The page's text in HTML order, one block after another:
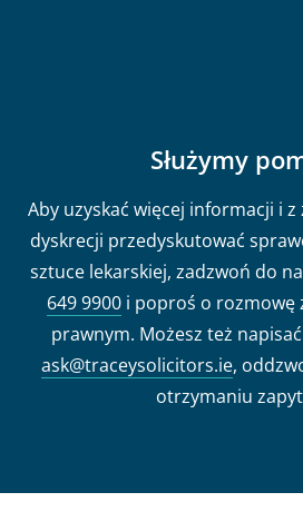
Służymy
Aby uzyskać więcej informacji i z
dyskrecji przedyskutować
sztuce lekarskiej, zadzwoń do
649 9900i poproś o rozmowę
prawnym. Możesz też
ask@traceysolicitors.ie,
otrzymaniu